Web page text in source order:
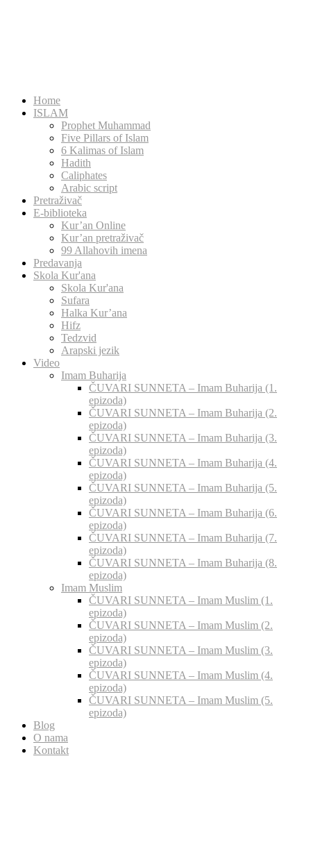
Home
ISLAM
Prophet Muhammad
Five Pillars of Islam
6 Kalimas of Islam
Hadith
Caliphates
Arabic script
Pretraživač
E-biblioteka
Kur’an Online
Kur’an pretraživač
99 Allahovih imena
Predavanja
Skola Kur'ana
Skola Kur'ana
Sufara
Halka Kur’ana
Hifz
Tedzvid
Arapski jezik
Video
Imam Buharija
ČUVARI SUNNETA – Imam Buharija (1.
epizoda)
ČUVARI SUNNETA – Imam Buharija (2.
epizoda)
ČUVARI SUNNETA – Imam Buharija (3.
epizoda)
ČUVARI SUNNETA – Imam Buharija (4.
epizoda)
ČUVARI SUNNETA – Imam Buharija (5.
epizoda)
ČUVARI SUNNETA – Imam Buharija (6.
epizoda)
ČUVARI SUNNETA – Imam Buharija (7.
epizoda)
ČUVARI SUNNETA – Imam Buharija (8.
epizoda)
Imam Muslim
ČUVARI SUNNETA – Imam Muslim (1.
epizoda)
ČUVARI SUNNETA – Imam Muslim (2.
epizoda)
ČUVARI SUNNETA – Imam Muslim (3.
epizoda)
ČUVARI SUNNETA – Imam Muslim (4.
epizoda)
ČUVARI SUNNETA – Imam Muslim (5.
epizoda)
Blog
O nama
Kontakt